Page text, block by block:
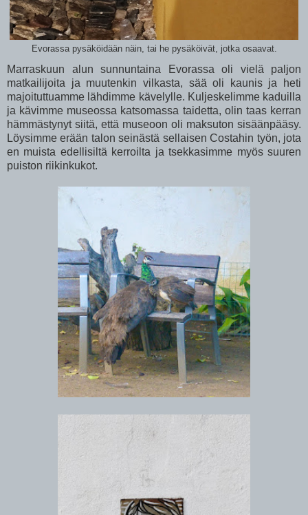
Evorassa pysäköidään näin, tai he pysäköivät, jotka osaavat.
Marraskuun alun sunnuntaina Evorassa oli vielä paljon
matkailijoita ja muutenkin vilkasta, sää oli kaunis ja heti
majoituttuamme lähdimme kävelylle. Kuljeskelimme kaduilla
ja kävimme museossa katsomassa taidetta, olin taas kerran
hämmästynyt siitä, että museoon oli maksuton sisäänpääsy.
Löysimme erään talon seinästä sellaisen Costahin työn, jota
en muista edellisiltä kerroilta ja tsekkasimme myös suuren
puiston riikinkukot.